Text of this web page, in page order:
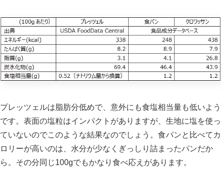
プレッツェルは脂肪分低めで、意外にも食塩相当量も低いよう
です。表面の塩粒はインパクトがありますが、生地に塩を使っ
ていないのでこのような結果なのでしょう。食パンと比べてカ
ロリーが高いのは、水分が少なくぎっしり詰まったパンだか
ら。その分同じ100gでもかなり食べ応えがあります。